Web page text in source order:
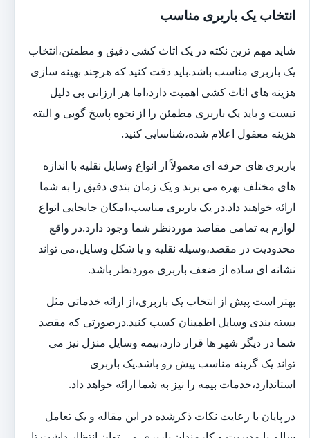
انتخاب یک باربری مناسب
شاید مهم ترین نکته در یک اثاث کشی دقیق و مطمئن،انتخاب
یک باربری مناسب باشد.باید دقت کنید که هرچند بهینه سازی
هزینه های اثاث کشی اهمیت دارد،اما هر ارزانی بی دلیل
نیست و باید یک باربری مطمئن را از نحوه پاسخ گویی و البته
هزینه معقول اعلام شده،شناسایی کنید.
باربری های حرفه ای معمولاً از انواع وسایل نقلیه با اندازه
های مختلف بهره می برند و یک زمان بندی دقیق را به شما
ارائه خواهند داد.در یک باربری مناسب،امکان جابجایی انواع
لوازم به تمامی مقاصد موردنظر شما وجود دارد.در واقع
محدودیت در مقصد،وسیله نقلیه و یا شکل وسایل،می تواند
نشانه ای ساده از ضعف باربری موردنظر باشد.
بهتر است پیش از انتخاب یک باربری،از ارائه خدماتی مثل
بسته بندی وسایل اطمینان کسب کنید.درصورتی که مقصد
شما در دیگر شهر ها قرار دارد،بیمه وسایل منزل نیز می
تواند یک گزینه مناسب پیش رو باشد.یک باربری
استاندارد،خدمات بیمه را نیز به شما ارائه خواهد داد.
در پایان با رعایت نکات ذکرشده در این مقاله و یک تعامل